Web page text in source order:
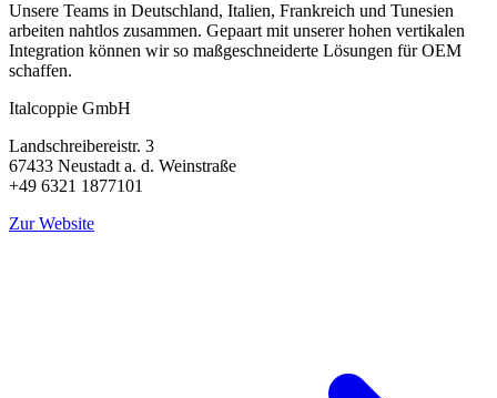
Unsere Teams in Deutschland, Italien, Frankreich und Tunesien
arbeiten nahtlos zusammen. Gepaart mit unserer hohen vertikalen
Integration können wir so maßgeschneiderte Lösungen für OEM
schaffen.
Italcoppie GmbH
Landschreibereistr. 3
67433 Neustadt a. d. Weinstraße
+49 6321 1877101
Zur Website